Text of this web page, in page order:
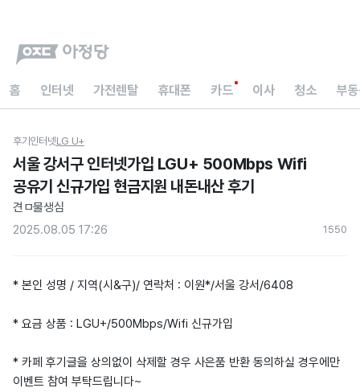
홈 인터넷 가전렌탈 휴대폰 카드 이사 청소 부
후기 인터넷LG U+
서울 강서구 인터넷가입 LGU+ 500Mbps Wifi
공유기 신규가입 현금지원 내돈내산 후기
견ㅁ물생심
2025.08.05 17:26
1550
* 본인 성명 / 지역(시&구)/ 연락처 : 이원*/서울 강서/6408
* 요금 상품 : LGU+/500Mbps/Wifi 신규가입
* 카페 후기글을 상의없이 삭제할 경우 사은품 반환 동의하실 경우에만
이벤트 참여 부탁드립니다~